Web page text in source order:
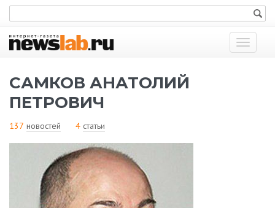
Показать
меню
САМКОВ АНАТОЛИЙ
ПЕТРОВИЧ
137 новостей 4 статьи